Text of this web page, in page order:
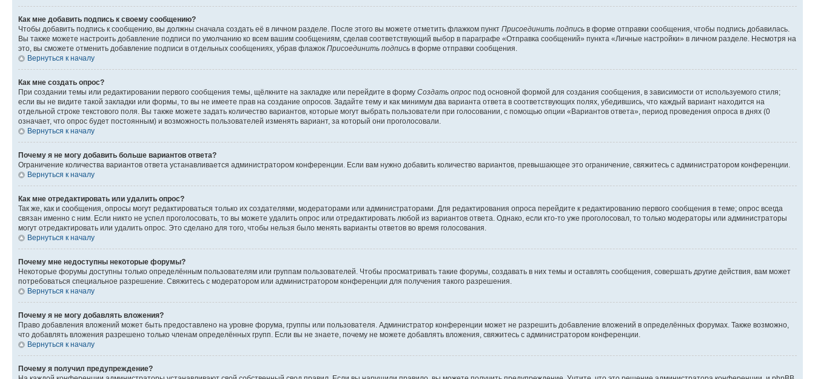
Как мне добавить подпись к своему сообщению?
Чтобы добавить подпись к сообщению, вы должны сначала создать её в личном разделе. После этого вы можете отметить флажком пункт Присоединить подпись в форме отправки сообщения, чтобы подпись добавилась.
Вы также можете настроить добавление подписи по умолчанию ко всем вашим сообщениям, сделав соответствующий выбор в параграфе «Отправка сообщений» пункта «Личные настройки» в личном разделе. Несмотря на
это, вы сможете отменить добавление подписи в отдельных сообщениях, убрав флажок Присоединить подпись в форме отправки сообщения.
Вернуться к началу
Как мне создать опрос?
При создании темы или редактировании первого сообщения темы, щёлкните на закладке или перейдите в форму Создать опрос под основной формой для создания сообщения, в зависимости от используемого стиля;
если вы не видите такой закладки или формы, то вы не имеете прав на создание опросов. Задайте тему и как минимум два варианта ответа в соответствующих полях, убедившись, что каждый вариант находится на
отдельной строке текстового поля. Вы также можете задать количество вариантов, которые могут выбрать пользователи при голосовании, с помощью опции «Вариантов ответа», период проведения опроса в днях (0
означает, что опрос будет постоянным) и возможность пользователей изменять вариант, за который они проголосовали.
Вернуться к началу
Почему я не могу добавить больше вариантов ответа?
Ограничение количества вариантов ответа устанавливается администратором конференции. Если вам нужно добавить количество вариантов, превышающее это ограничение, свяжитесь с администратором конференции.
Вернуться к началу
Как мне отредактировать или удалить опрос?
Так же, как и сообщения, опросы могут редактироваться только их создателями, модераторами или администраторами. Для редактирования опроса перейдите к редактированию первого сообщения в теме; опрос всегда
связан именно с ним. Если никто не успел проголосовать, то вы можете удалить опрос или отредактировать любой из вариантов ответа. Однако, если кто-то уже проголосовал, то только модераторы или администраторы
могут отредактировать или удалить опрос. Это сделано для того, чтобы нельзя было менять варианты ответов во время голосования.
Вернуться к началу
Почему мне недоступны некоторые форумы?
Некоторые форумы доступны только определённым пользователям или группам пользователей. Чтобы просматривать такие форумы, создавать в них темы и оставлять сообщения, совершать другие действия, вам может
потребоваться специальное разрешение. Свяжитесь с модератором или администратором конференции для получения такого разрешения.
Вернуться к началу
Почему я не могу добавлять вложения?
Право добавления вложений может быть предоставлено на уровне форума, группы или пользователя. Администратор конференции может не разрешить добавление вложений в определённых форумах. Также возможно,
что добавлять вложения разрешено только членам определённых групп. Если вы не знаете, почему не можете добавлять вложения, свяжитесь с администратором конференции.
Вернуться к началу
Почему я получил предупреждение?